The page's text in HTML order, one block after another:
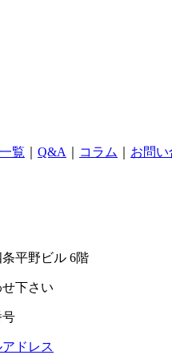
覧 Q&A コラム お問
平野ビル 6階